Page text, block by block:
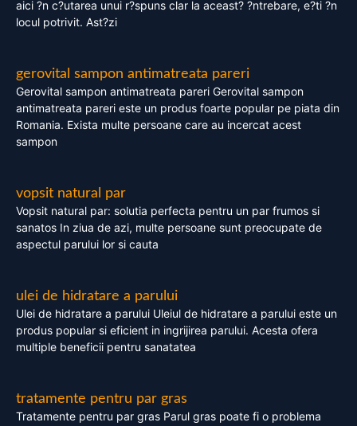
aici ?n c?utarea unui r?spuns clar la aceast? ?ntrebare, e?ti ?n
locul potrivit. Ast?zi
gerovital sampon antimatreata pareri
Gerovital sampon antimatreata pareri Gerovital sampon
antimatreata pareri este un produs foarte popular pe piata din
Romania. Exista multe persoane care au incercat acest
sampon
vopsit natural par
Vopsit natural par: solutia perfecta pentru un par frumos si
sanatos In ziua de azi, multe persoane sunt preocupate de
aspectul parului lor si cauta
ulei de hidratare a parului
Ulei de hidratare a parului Uleiul de hidratare a parului este un
produs popular si eficient in ingrijirea parului. Acesta ofera
multiple beneficii pentru sanatatea
tratamente pentru par gras
Tratamente pentru par gras Parul gras poate fi o problema